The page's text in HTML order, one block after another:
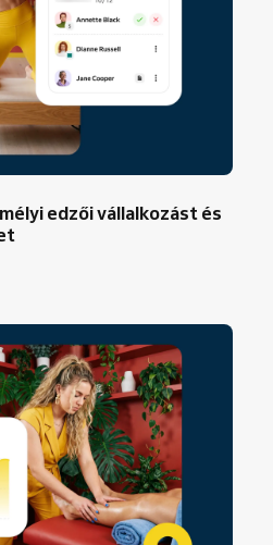
edzői vállalkozást és